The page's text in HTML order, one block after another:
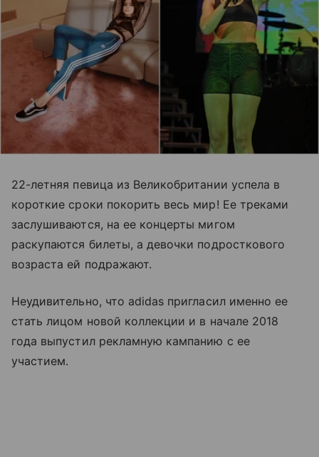
22-летняя певица из Великобритании успела в
короткие сроки покорить весь мир! Ее треками
заслушиваются, на ее концерты мигом
раскупаются билеты, а девочки подросткового
возраста ей подражают.
Неудивительно, что аdidas пригласил именно ее
стать лицом новой коллекции и в начале 2018
года выпустил рекламную кампанию с ее
участием.